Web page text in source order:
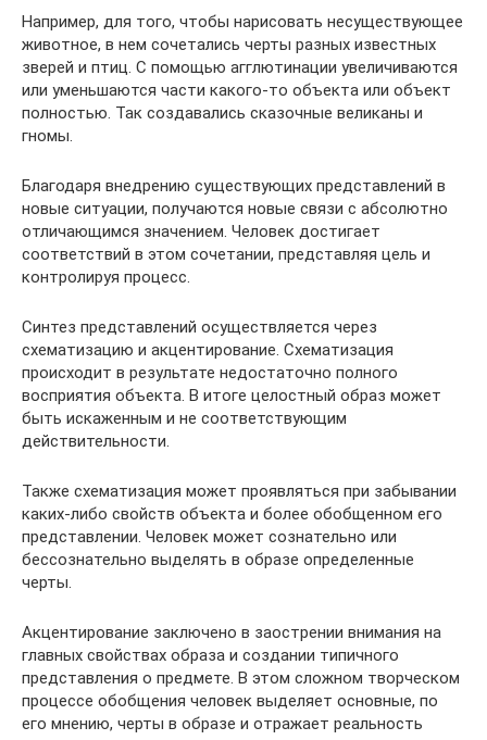
Например, для того, чтобы нарисовать несуществующее
животное, в нем сочетались черты разных известных
зверей и птиц. С помощью агглютинации увеличиваются
или уменьшаются части какого-то объекта или объект
полностью. Так создавались сказочные великаны и
гномы.
Благодаря внедрению существующих представлений в
новые ситуации, получаются новые связи с абсолютно
отличающимся значением. Человек достигает
соответствий в этом сочетании, представляя цель и
контролируя процесс.
Синтез представлений осуществляется через
схематизацию и акцентирование. Схематизация
происходит в результате недостаточно полного
восприятия объекта. В итоге целостный образ может
быть искаженным и не соответствующим
действительности.
Также схематизация может проявляться при забывании
каких-либо свойств объекта и более обобщенном его
представлении. Человек может сознательно или
бессознательно выделять в образе определенные
черты.
Акцентирование заключено в заострении внимания на
главных свойствах образа и создании типичного
представления о предмете. В этом сложном творческом
процессе обобщения человек выделяет основные, по
его мнению, черты в образе и отражает реальность